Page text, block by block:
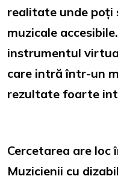
realitate unde poți
muzicale
instrumentul
care intră într-un
rezultate foarte
Cercetarea are loc
Muzicienii cu